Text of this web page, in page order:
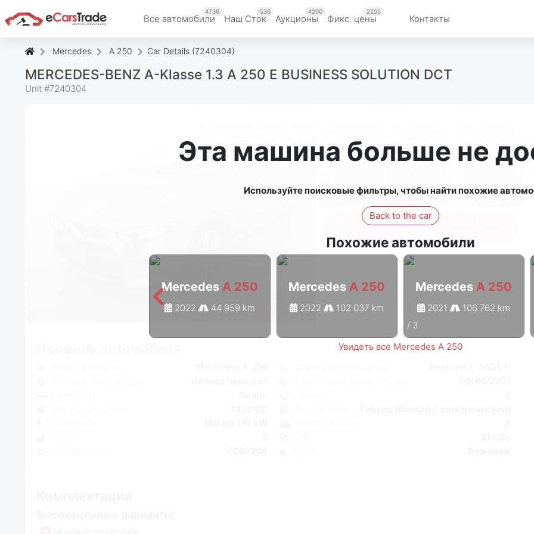
Все автомобили
4736
Наш Cток
536
Аукционы
4200
Фикс. цены
2255
Контакты
Mercedes A 250 Car Details (7240304)
MERCEDES-BENZ A-Klasse 1.3 A 250 E BUSINESS SOLUTION DCT
Unit #7240304
Эта машина больше не
Используйте поисковые фильтры, чтобы найти похожие
Back to the car
Похожие автомобили
Mercedes A 250
2022 44 959 km
MercedesA 250
2022 102 037 km
MercedesA 250
2021 106 762 km
/ 3
Увидеть все Mercedes A 250
Авторизуйтесь, чтобы увидеть все
фотографии